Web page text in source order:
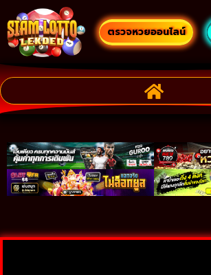
ตรวจหวยออนไลน์